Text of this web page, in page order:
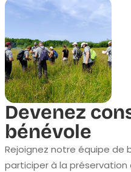
Devenez
bénévole
Rejoignez notre équipe de
participer à la